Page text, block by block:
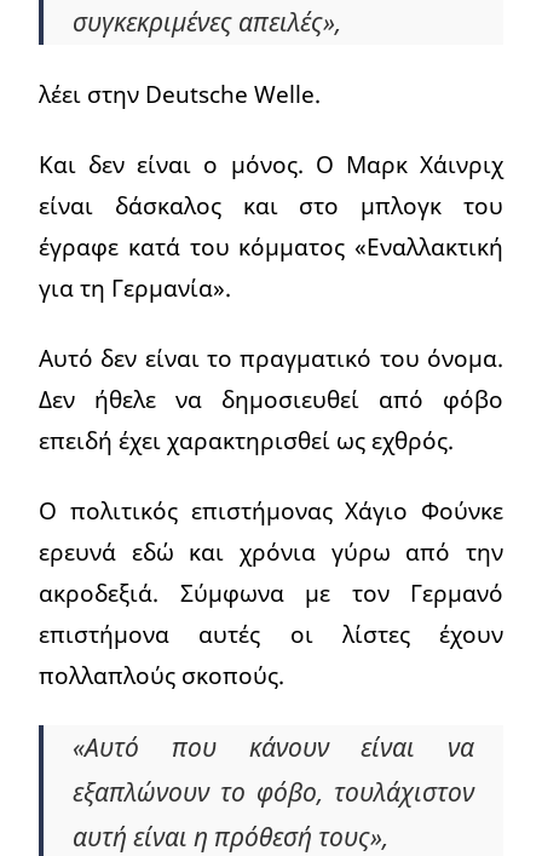
συγκεκριμένες απειλές»,
λέει στην Deutsche Welle.
Και δεν είναι ο μόνος. Ο Μαρκ Χάινριχ
είναι δάσκαλος και στο μπλογκ του
έγραφε κατά του κόμματος «Εναλλακτική
για τη Γερμανία».
Αυτό δεν είναι το πραγματικό του όνομα.
Δεν ήθελε να δημοσιευθεί από φόβο
επειδή έχει χαρακτηρισθεί ως εχθρός.
Ο πολιτικός επιστήμονας Χάγιο Φούνκε
ερευνά εδώ και χρόνια γύρω από την
ακροδεξιά. Σύμφωνα με τον Γερμανό
επιστήμονα αυτές οι λίστες έχουν
πολλαπλούς σκοπούς.
«Αυτό που κάνουν είναι να
εξαπλώνουν το φόβο, τουλάχιστον
αυτή είναι η πρόθεσή τους»,